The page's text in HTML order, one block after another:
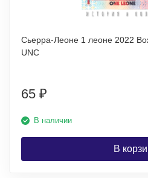
Сьерра-Леоне 1 леоне 2022
UNC
65 ₽
В наличии
В